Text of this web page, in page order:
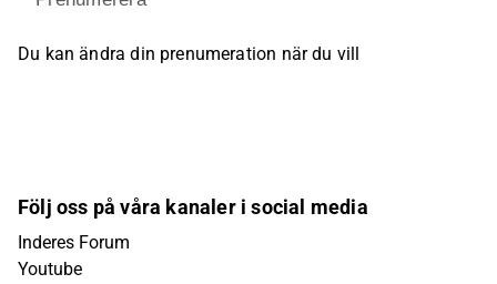
Du kan ändra din prenumeration när du vill
Följ oss på våra kanaler i social media
Inderes Forum
Youtube